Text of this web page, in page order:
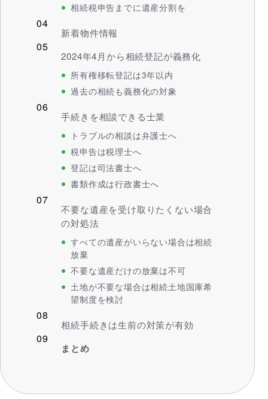
相続税申告までに遺産分割を
新着物件情報
2024年4月から相続登記が義務化
所有権移転登記は3年以内
過去の相続も義務化の対象
手続きを相談できる士業
トラブルの相談は弁護士へ
税申告は税理士へ
登記は司法書士へ
書類作成は行政書士へ
不要な遺産を受け取りたくない場合
の対処法
すべての遺産がいらない場合は相続
放棄
不要な遺産だけの放棄は不可
土地が不要な場合は相続土地国庫希
望制度を検討
相続手続きは生前の対策が有効
まとめ